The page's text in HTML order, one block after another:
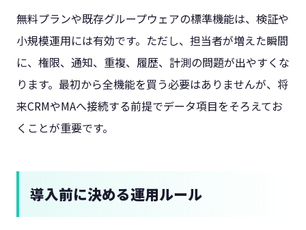
無料プランや既存グループウェアの標準機能は、検証や
小規模運用には有効です。ただし、担当者が増えた瞬間
に、権限、通知、重複、履歴、計測の問題が出やすくな
ります。最初から全機能を買う必要はありませんが、将
来CRMやMAへ接続する前提でデータ項目をそろえてお
くことが重要です。
導入前に決める運用ルール